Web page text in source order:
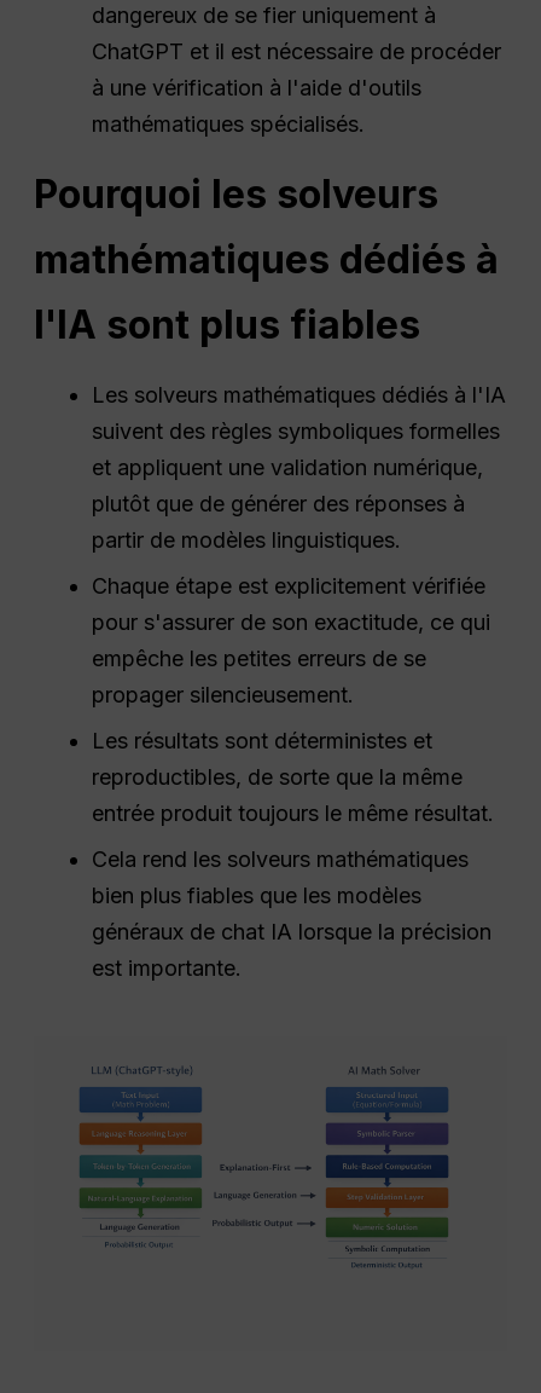
dangereux de se fier uniquement à
ChatGPT et il est nécessaire de procéder
à une vérification à l'aide d'outils
mathématiques spécialisés.
Pourquoi les solveurs
mathématiques dédiés à
l'IA sont plus fiables
Les solveurs mathématiques dédiés à l'IA
suivent des règles symboliques formelles
et appliquent une validation numérique,
plutôt que de générer des réponses à
partir de modèles linguistiques.
Chaque étape est explicitement vérifiée
pour s'assurer de son exactitude, ce qui
empêche les petites erreurs de se
propager silencieusement.
Les résultats sont déterministes et
reproductibles, de sorte que la même
entrée produit toujours le même résultat.
Cela rend les solveurs mathématiques
bien plus fiables que les modèles
généraux de chat IA lorsque la précision
est importante.